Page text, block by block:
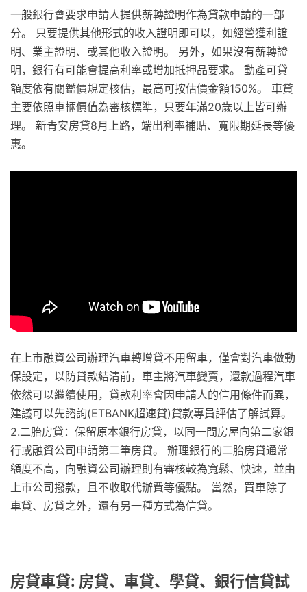
一般銀行會要求申請人提供薪轉證明作為貸款申請的一部
分。 只要提供其他形式的收入證明即可以，如經營獲利證
明、業主證明、或其他收入證明。 另外，如果沒有薪轉證
明，銀行有可能會提高利率或增加抵押品要求。 動產可貸
額度依有關鑑價規定核估，最高可按估價金額150%。 車貸
主要依照車輛價值為審核標準，只要年滿20歲以上皆可辦
理。 新青安房貸8月上路，端出利率補貼、寬限期延長等優
惠。
在上市融資公司辦理汽車轉增貸不用留車，僅會對汽車做動
保設定，以防貸款結清前，車主將汽車變賣，還款過程汽車
依然可以繼續使用，貸款利率會因申請人的信用條件而異，
建議可以先諮詢(ETBANK超速貸)貸款專員評估了解試算。
2.二胎房貸：保留原本銀行房貸，以同一間房屋向第二家銀
行或融資公司申請第二筆房貸。 辦理銀行的二胎房貸通常
額度不高，向融資公司辦理則有審核較為寬鬆、快速，並由
上市公司撥款，且不收取代辦費等優點。 當然，買車除了
車貸、房貸之外，還有另一種方式為信貸。
房貸車貸: 房貸、車貸、學貸、銀行信貸試